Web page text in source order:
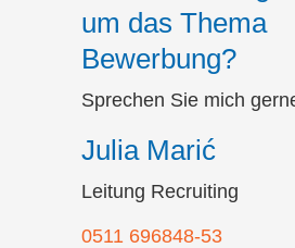
um das Thema
Bewerbung?
Sprechen Sie mich
Julia Marić
Leitung Recruiting
0511 696848-53